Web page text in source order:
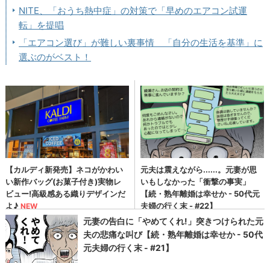
NITE、「おうち熱中症」の対策で「早めのエアコン試運
転」を提唱
「エアコン選び」が難しい裏事情 「自分の生活を基準」に
選ぶのがベスト！